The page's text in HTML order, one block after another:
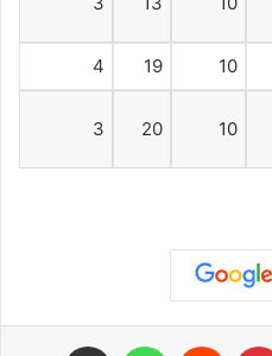
10
19
4
10
20
3
بينتيريست واتساب